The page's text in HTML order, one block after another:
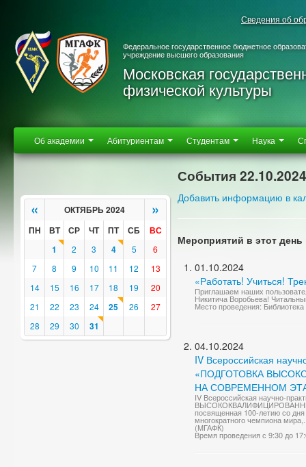
Сведения об
Федеральное государственное бюджетное
учреждение высшего образования
Московская
физической культуры
Об академии Абитуриентам Студентам Наука
« ОКТЯБРЬ 2024 »
ПН ВТ СР ЧТ ПТ СБ
ВС
1
2 3 4 5
6
7
8 9 10 11 12
13
14
15 16 17 18 19
20
21
22 23 24 25 26
27
28
29 30 31
События 22.10.2024
Добавить информацию в
Мероприятий в этот день
01.10.2024
«Работать! Учиться!
Приглашаем наших
Никитича Воробьева!
Место проведения:
04.10.2024
IV Всероссийская
«ПОДГОТОВКА
НА СОВРЕМЕННОМ
IV Всероссийская научно-
посвященная 100-летию со
многократного чемпиона
(МГАФК)
Время проведения с 9:30 до